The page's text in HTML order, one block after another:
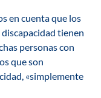
en cuenta que los
tienen
personas con
que son
«simplemente